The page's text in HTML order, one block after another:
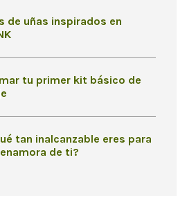
de uñas inspirados en
tu primer kit básico de
tan inalcanzable eres para
de ti?